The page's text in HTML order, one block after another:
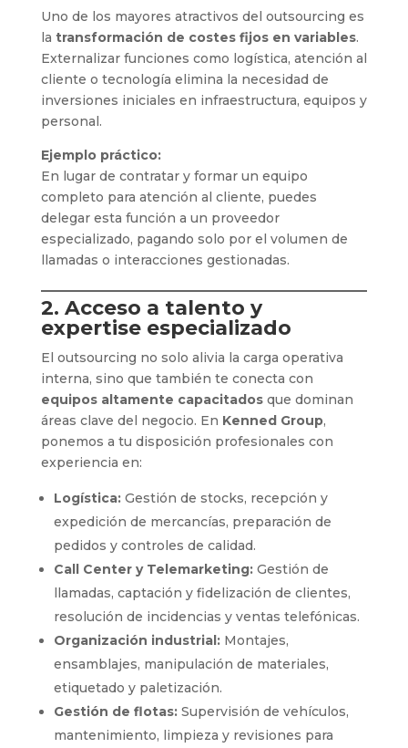
Uno de los mayores atractivos del outsourcing es
la transformación de costes fijos en variables.
Externalizar funciones como logística, atención al
cliente o tecnología elimina la necesidad de
inversiones iniciales en infraestructura, equipos y
personal.
Ejemplo práctico:
En lugar de contratar y formar un equipo
completo para atención al cliente, puedes
delegar esta función a un proveedor
especializado, pagando solo por el volumen de
llamadas o interacciones gestionadas.
2. Acceso a talento y
expertise especializado
El outsourcing no solo alivia la carga operativa
interna, sino que también te conecta con
equipos altamente capacitadosque dominan
áreas clave del negocio. En Kenned Group,
ponemos a tu disposición profesionales con
experiencia en:
Logística:Gestión de stocks, recepción y
expedición de mercancías, preparación de
pedidos y controles de calidad.
Call Center y Telemarketing:Gestión de
llamadas, captación y fidelización de clientes,
resolución de incidencias y ventas telefónicas.
Organización industrial:Montajes,
ensamblajes, manipulación de materiales,
etiquetado y paletización.
Gestión de flotas:Supervisión de vehículos,
mantenimiento, limpieza y revisiones para